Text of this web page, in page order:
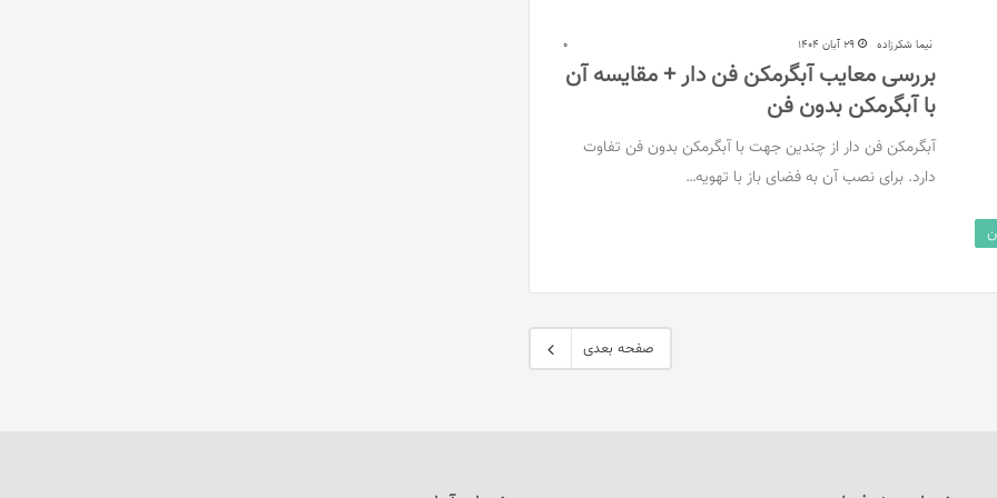
نیما شکرزاده 29 آبان 1404 0
بررسی معایب آبگرمکن فن دار + مقایسه آن
با آبگرمکن بدون فن
آبگرمکن‌ فن دار از چندین جهت با آبگرمکن‌ بدون فن تفاوت
دارد. برای نصب آن‌ به فضای باز با تهویه…
صفحه بعدی